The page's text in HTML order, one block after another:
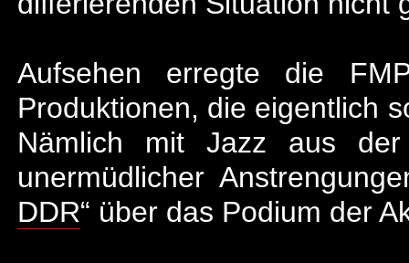
Aufsehen erregte die
Produktionen, die eigentlich
Nämlich mit Jazz aus
unermüdlicher
DDR“ über das Podium der